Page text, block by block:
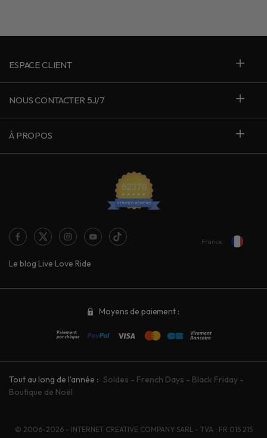
ESPACE CLIENT
NOUS CONTACTER 5J/7
À PROPOS
Le blog Live Love Ride
France
Moyens de paiement :
Tout au long de l'année : Soldes - French Days - Black Friday -
Boutique de Noël
© 2006-2026 - INTERNET CREATIVE COMPANY SARL - TVA : FR 015 215